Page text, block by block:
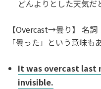
どんよりとした天気だ
【Overcast→曇り】 名
「曇った」という意味も
It was overcast last
invisible.